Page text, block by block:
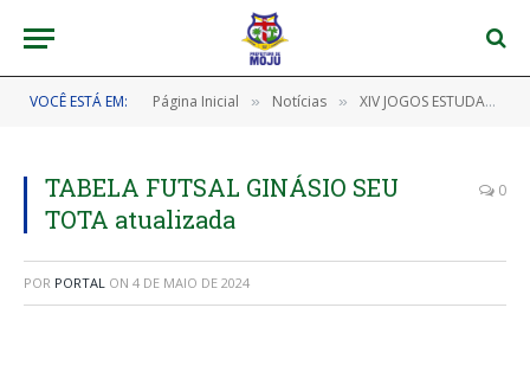
VOCÊ ESTÁ EM: Página Inicial » Notícias » XIV JOGOS ESTUDANTIS – JEM’S
TABELA FUTSAL GINÁSIO SEU
TOTA atualizada
0
POR PORTAL ON 4 DE MAIO DE 2024